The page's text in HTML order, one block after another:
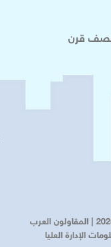
نصف قرن
الإدارة العليا